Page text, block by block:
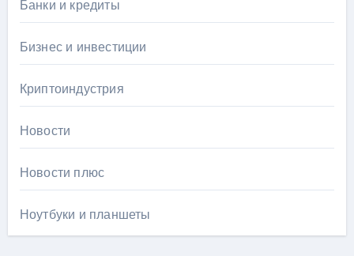
Банки и кредиты
Бизнес и инвестиции
Криптоиндустрия
Новости
Новости плюс
Ноутбуки и планшеты